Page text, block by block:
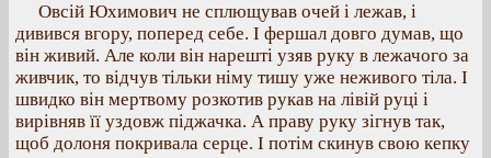
Овсій Юхимович не сплющував очей і лежав, і
дивився вгору, поперед себе. І фершал довго думав, що
він живий. Але коли він нарешті узяв руку в лежачого за
живчик, то відчув тільки німу тишу уже неживого тіла. І
швидко він мертвому розкотив рукав на лівій руці і
вирівняв її уздовж піджачка. А праву руку зігнув так,
щоб долоня покривала серце. І потім скинув свою кепку